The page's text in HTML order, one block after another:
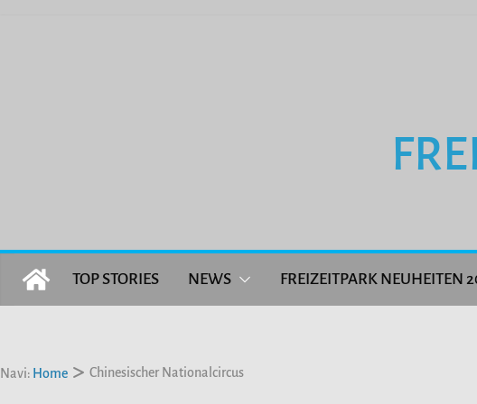
TOP STORIES NEWS FREIZEITPARK NEUHEITEN
Navi: Home Chinesischer Nationalcircus